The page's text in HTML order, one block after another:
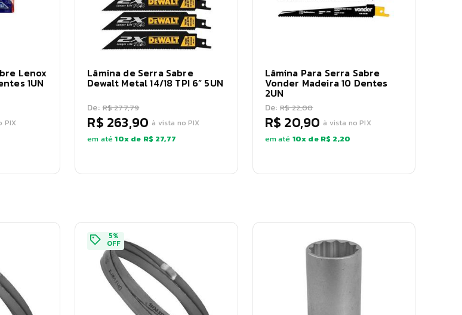
Lenox
1UN
PIX
Lâmina de Serra Sabre
Dewalt Metal 14/18 TPI 6” 5UN
De: R$ 277,79
R$ 263,90 à vista no PIX
em até10x de R$ 27,77
Lâmina Para Serra Sabre
Vonder Madeira 10 Dentes
2UN
De: R$ 22,00
R$ 20,90 à vista no PIX
em até 10x de R$ 2,20
5%
OFF